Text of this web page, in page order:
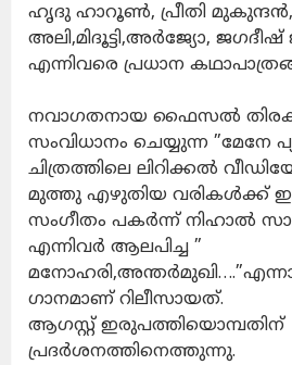
ഹൃദു ഹാറൂൺ, പ്രീതി
അലി,മിദൂട്ടി,അർജ്യോ, ജഗദീഷ്
എന്നിവരെ പ്രധാന
നവാഗതനായ ഫൈസൽ
സംവിധാനം ചെയ്യുന്ന ”മേനേ
ചിത്രത്തിലെ ലിറിക്കൽ
മുത്തു എഴുതിയ വരികൾക്ക്
സംഗീതം പകർന്ന് നിഹാൽ
എന്നിവർ ആലപിച്ച ”
ഗാനമാണ് റിലീസായത്.
ആഗസ്റ്റ് ഇരുപത്തിയൊമ്പതിന്
പ്രദർശനത്തിനെത്തുന്നു.